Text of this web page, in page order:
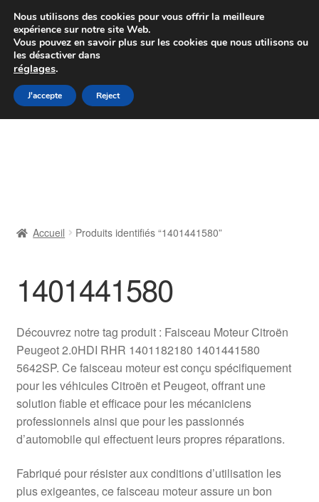
Colissimo livraison à partir de 7 EUR
Du lundi au vendredi de 9 h à 16 h
Aller
à
Aller
au
Livraison
Livraison internationale
Mon compte
Paiements
Panier
Plainte
Accueil Produits identifiés “1401441580”
1401441580
Découvrez notre tag produit : Faisceau Moteur Citroën
Peugeot 2.0HDI RHR 1401182180 1401441580
5642SP. Ce faisceau moteur est conçu spécifiquement
pour les véhicules Citroën et Peugeot, offrant une
solution fiable et efficace pour les mécaniciens
professionnels ainsi que pour les passionnés
d’automobile qui effectuent leurs propres réparations.
Fabriqué pour résister aux conditions d’utilisation les
plus exigeantes, ce faisceau moteur assure un bon
Nous utilisons des cookies pour vous offrir la meilleure
expérience sur notre site Web.
Vous pouvez en savoir plus sur les cookies que nous utilisons ou
les désactiver dans
réglages.
J'accepte Reject